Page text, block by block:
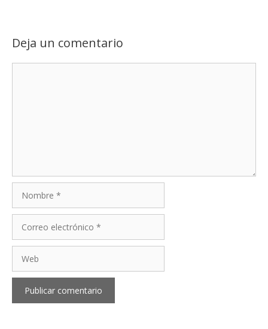
Deja un comentario
electrónico